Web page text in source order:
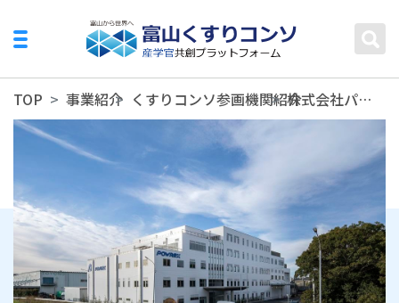
TOP 事業紹介 くすりコンソ参画機関紹介 株式会社パウレック